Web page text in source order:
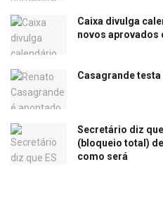
Caixa divulga
novos aprovados
Casagrande
Secretário diz
(bloqueio total)
como será